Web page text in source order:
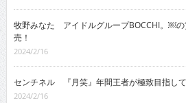
牧野みなた アイドルグループBOCCHI。￼の
売！
2024/2/16
センチネル 『月笑』年間王者が極致目指し
2024/2/16